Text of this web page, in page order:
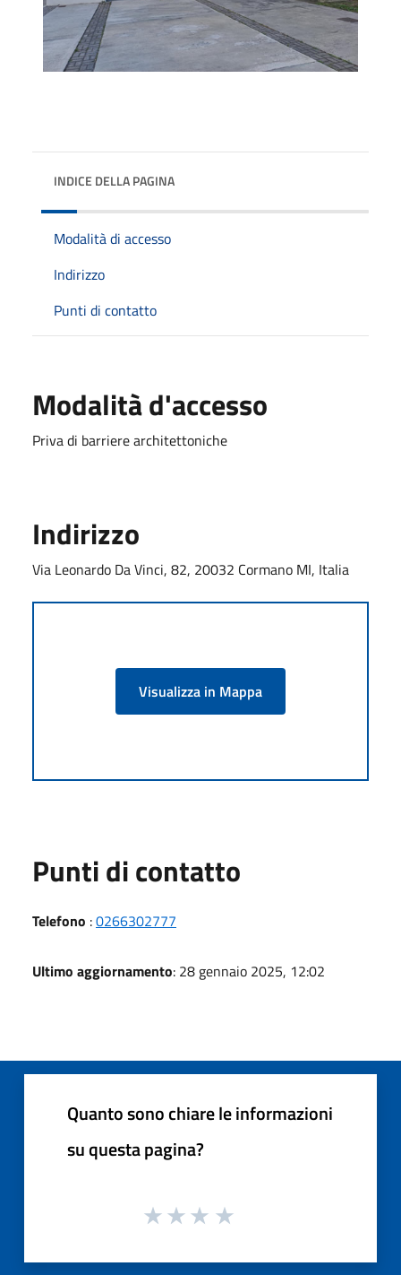
INDICE DELLA PAGINA
Modalità di accesso
Indirizzo
Punti di contatto
Modalità d'accesso
Priva di barriere architettoniche
Indirizzo
Via Leonardo Da Vinci, 82, 20032 Cormano MI, Italia
Visualizza in Mappa
Punti di contatto
Telefono :0266302777
Ultimo aggiornamento: 28 gennaio 2025, 12:02
Quanto sono chiare le informazioni
su questa pagina?